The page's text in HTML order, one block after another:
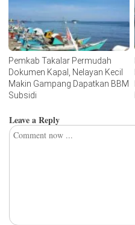
Pemkab Takalar Permudah
Dokumen Kapal, Nelayan Kecil
Makin Gampang Dapatkan BBM
Subsidi
Leave a Reply